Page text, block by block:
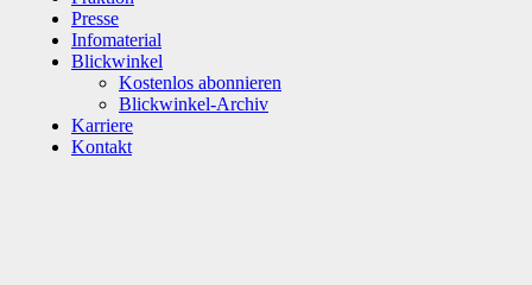
Presse
Infomaterial
Blickwinkel
Kostenlos abonnieren
Blickwinkel-Archiv
Karriere
Kontakt